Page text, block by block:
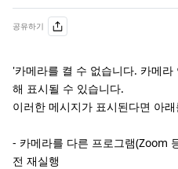
공유하기
'카메라를 켤 수 없습니다. 카메
해 표시될 수 있습니다.
이러한 메시지가 표시된다면 아
- 카메라를 다른 프로그램(Zoom
전 재실행